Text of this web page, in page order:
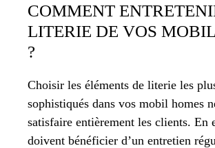
COMMENT
LITERIE DE VOS
?
Choisir les éléments de literie les
sophistiqués dans vos mobil homes
satisfaire entièrement les clients. En
doivent bénéficier d’un entretien